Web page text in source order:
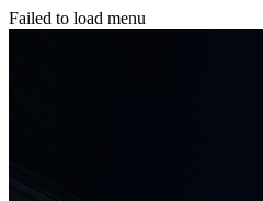
Failed to load menu